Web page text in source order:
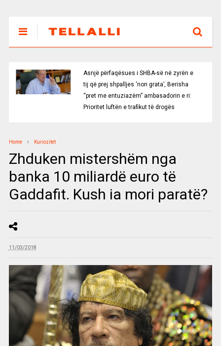
Asnjë përfaqësues i SHBA-së në zyrën e
tij që prej shpalljes ‘non grata’, Berisha
“pret me entuziazëm” ambasadorin e ri:
Prioritet luftën e trafikut të drogës
Home Kuriozitet
Zhduken mistershëm nga
banka 10 miliardë euro të
Gaddafit. Kush ia mori paratë?
11/03/2018